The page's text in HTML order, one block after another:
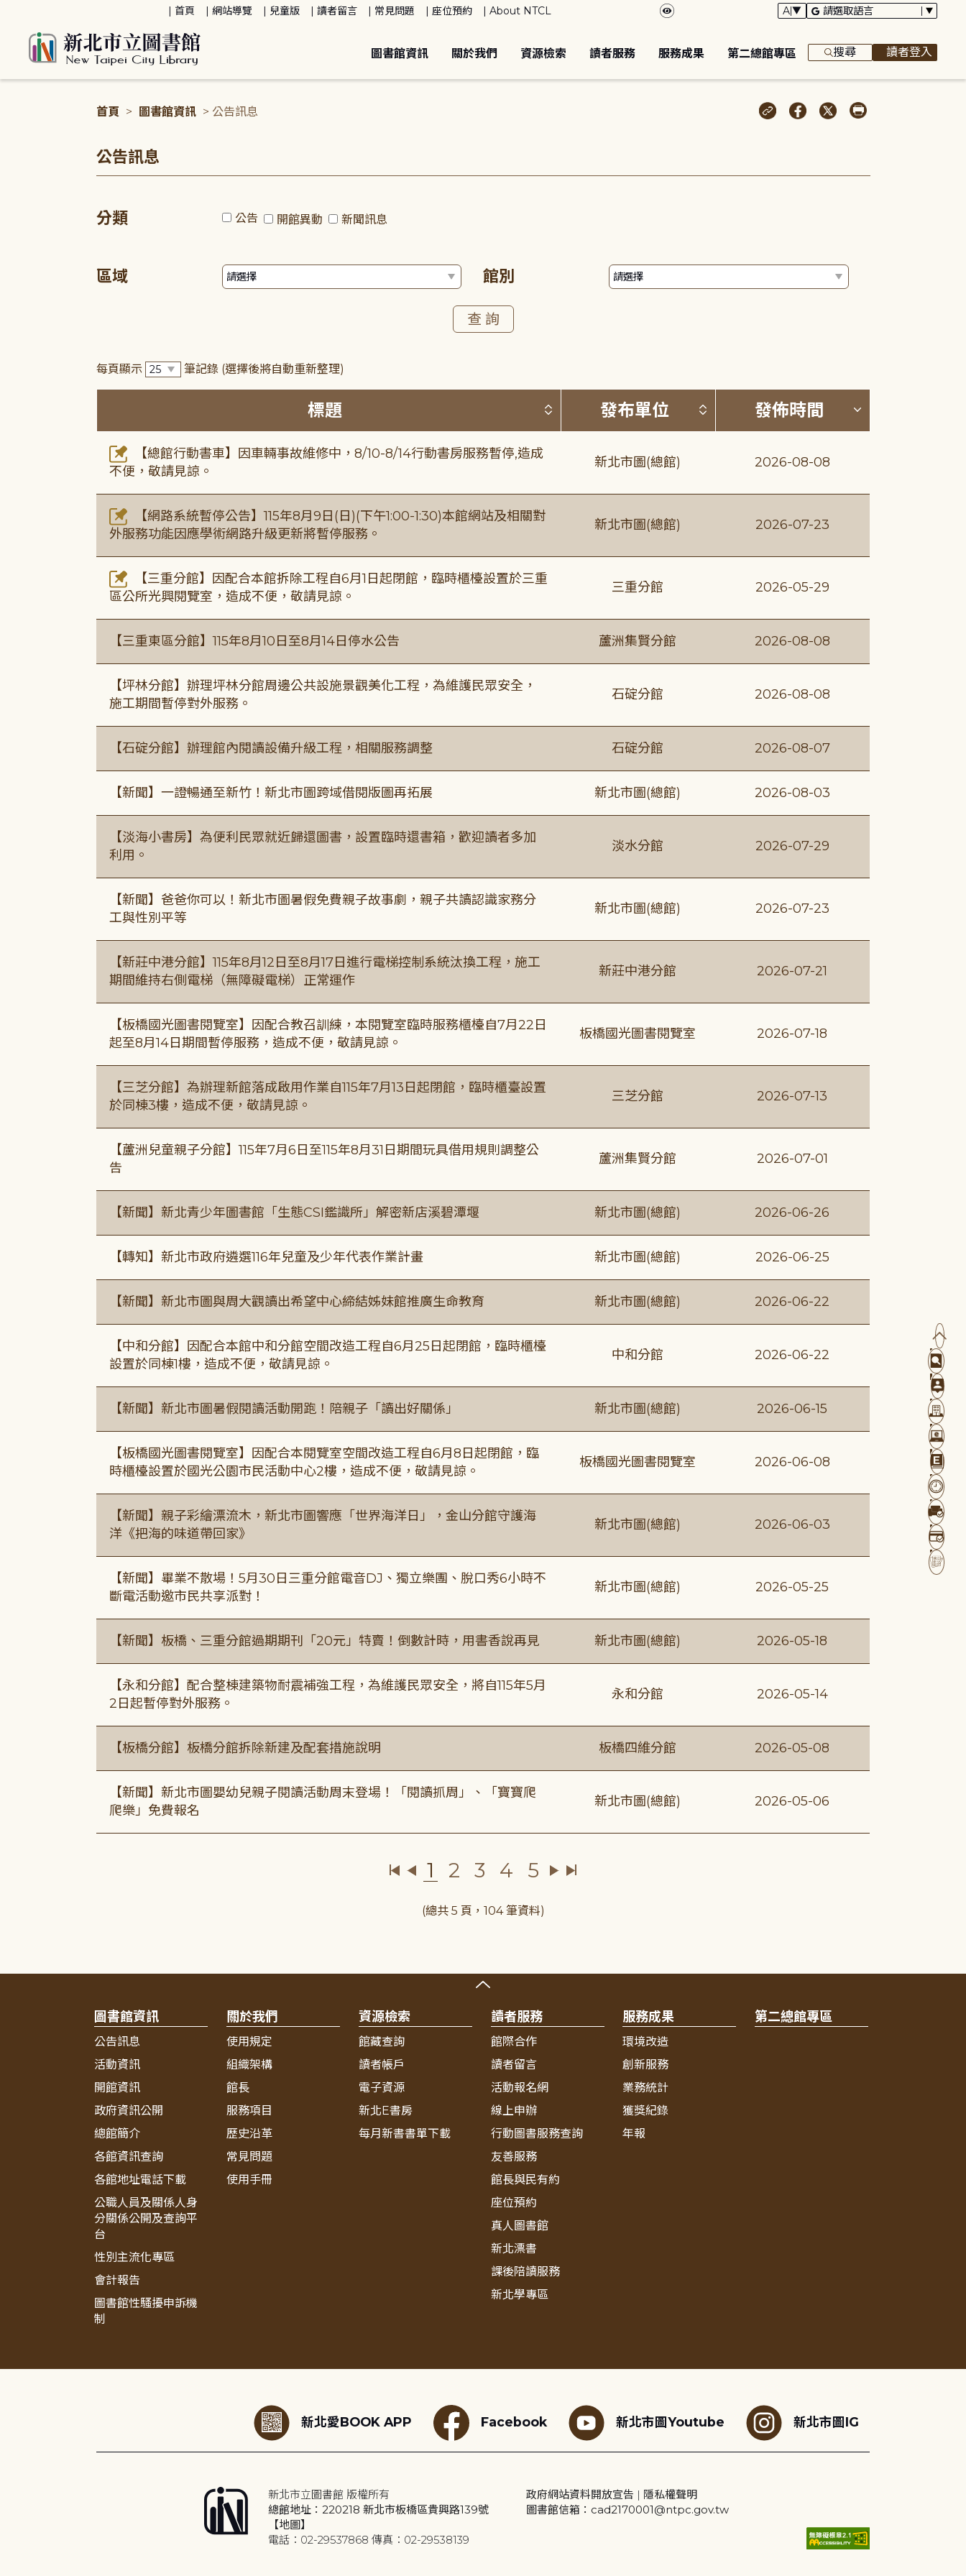
首頁 網站導覽 兒童版 讀者留言 常見問題 座位預約 About NTCL
圖書館資訊 關於我們 資源檢索 讀者服務 服務成果 第二總館專區 搜尋 讀者登入
首頁 > 圖書館資訊 > 公告訊息
公告訊息
分類 公告 開館異動 新聞訊息
區域 館別
每頁顯示 筆記錄 (選擇後將自動重新整理)
標題 按標題排序 (升降冪)
發布單位 按發布單位排序 (升降冪)
發佈時間 按發佈時間
【總館行動書車】因車輛事故維修中，8/10-8/14行動書房服務暫停,造成
不便，敬請見諒。
新北市圖(總館) 2026-08-08
【網路系統暫停公告】115年8月9日(日)(下午1:00-1:30)本館網站及相關對
外服務功能因應學術網路升級更新將暫停服務。
新北市圖(總館) 2026-07-23
【三重分館】因配合本館拆除工程自6月1日起閉館，臨時櫃檯設置於三重
區公所光興閱覽室，造成不便，敬請見諒。
三重分館 2026-05-29
【三重東區分館】115年8月10日至8月14日停水公告 蘆洲集賢分館 2026-08-08
【坪林分館】辦理坪林分館周邊公共設施景觀美化工程，為維護民眾安全，
施工期間暫停對外服務。
石碇分館 2026-08-08
【石碇分館】辦理館內閱讀設備升級工程，相關服務調整 石碇分館 2026-08-07
【新聞】一證暢通至新竹！新北市圖跨域借閱版圖再拓展 新北市圖(總館) 2026-08-03
【淡海小書房】為便利民眾就近歸還圖書，設置臨時還書箱，歡迎讀者多加
利用。
淡水分館 2026-07-29
【新聞】爸爸你可以！新北市圖暑假免費親子故事劇，親子共讀認識家務分
工與性別平等
新北市圖(總館) 2026-07-23
【新莊中港分館】115年8月12日至8月17日進行電梯控制系統汰換工程，施工
期間維持右側電梯（無障礙電梯）正常運作
新莊中港分館 2026-07-21
【板橋國光圖書閱覽室】因配合教召訓練，本閱覽室臨時服務櫃檯自7月22日
起至8月14日期間暫停服務，造成不便，敬請見諒。
板橋國光圖書閱覽室 2026-07-18
【三芝分館】為辦理新館落成啟用作業自115年7月13日起閉館，臨時櫃臺設置
於同棟3樓，造成不便，敬請見諒。
三芝分館 2026-07-13
【蘆洲兒童親子分館】115年7月6日至115年8月31日期間玩具借用規則調整公
告
蘆洲集賢分館 2026-07-01
【新聞】新北青少年圖書館「生態CSI鑑識所」解密新店溪碧潭堰 新北市圖(總館) 2026-06-26
【轉知】新北市政府遴選116年兒童及少年代表作業計畫 新北市圖(總館) 2026-06-25
【新聞】新北市圖與周大觀讀出希望中心締結姊妹館推廣生命教育 新北市圖(總館) 2026-06-22
【中和分館】因配合本館中和分館空間改造工程自6月25日起閉館，臨時櫃檯
設置於同棟1樓，造成不便，敬請見諒。
中和分館 2026-06-22
【新聞】新北市圖暑假閱讀活動開跑！陪親子「讀出好關係」 新北市圖(總館) 2026-06-15
【板橋國光圖書閱覽室】因配合本閱覽室空間改造工程自6月8日起閉館，臨
時櫃檯設置於國光公園市民活動中心2樓，造成不便，敬請見諒。
板橋國光圖書閱覽室 2026-06-08
【新聞】親子彩繪漂流木，新北市圖響應「世界海洋日」，金山分館守護海
洋《把海的味道帶回家》
新北市圖(總館) 2026-06-03
【新聞】畢業不散場！5月30日三重分館電音DJ、獨立樂團、脫口秀6小時不
斷電活動邀市民共享派對！
新北市圖(總館) 2026-05-25
【新聞】板橋、三重分館過期期刊「20元」特賣！倒數計時，用書香說再見 新北市圖(總館) 2026-05-18
【永和分館】配合整棟建築物耐震補強工程，為維護民眾安全，將自115年5月
2日起暫停對外服務。
永和分館 2026-05-14
【板橋分館】板橋分館拆除新建及配套措施說明 板橋四維分館 2026-05-08
【新聞】新北市圖嬰幼兒親子閱讀活動周末登場！「閱讀抓周」、「寶寶爬
爬樂」免費報名
新北市圖(總館) 2026-05-06
1 2 3 4 5
(總共 5 頁，104 筆資料)
圖書館資訊
公告訊息
活動資訊
開館資訊
政府資訊公開
總館簡介
各館資訊查詢
各館地址電話下載
公職人員及關係人身
分關係公開及查詢平
台
性別主流化專區
會計報告
圖書館性騷擾申訴機
制
關於我們
使用規定
組織架構
館長
服務項目
歷史沿革
常見問題
使用手冊
資源檢索
館藏查詢
讀者帳戶
電子資源
新北E書房
每月新書書單下載
讀者服務
館際合作
讀者留言
活動報名網
線上申辦
行動圖書服務查詢
友善服務
館長與民有約
座位預約
真人圖書館
新北漂書
課後陪讀服務
新北學專區
服務成果
環境改造
創新服務
業務統計
獲獎紀錄
年報
第二總館專區
新北愛BOOK APP Facebook 新北市圖Youtube 新北市圖IG
新北市立圖書館 版權所有
總館地址：220218 新北市板橋區貴興路139號
【地圖】
電話：02-29537868 傳真：02-29538139
政府網站資料開放宣告 | 隱私權聲明
圖書館信箱：cad2170001@ntpc.gov.tw